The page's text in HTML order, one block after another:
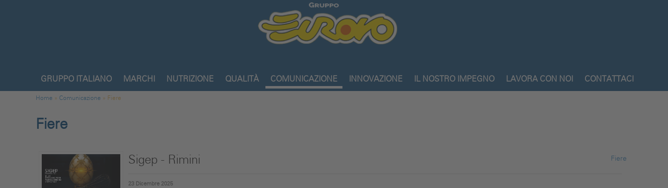
Comunicazione - Fiere
Tu sei qui
Home » Comunicazione » Fiere
Fiere
Sigep - Rimini
23 Dicembre 2025
Fiere
GRUPPO ITALIANO MARCHI NUTRIZIONE QUALITÀ COMUNICAZIONE INNOVAZIONE IL NOSTRO IMPEGNO LAVORA CON NOI CONTATTACI